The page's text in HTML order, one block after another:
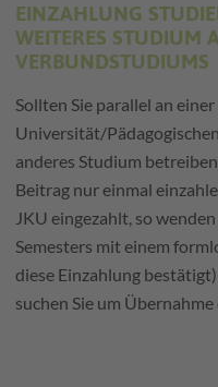
EINZAHLUNG
WEITERES STUDIUM
ERBUNDSTUDIUMS
Sollten Sie parallel an
Universität/
anderes Studium
Beitrag nur einmal
JKU eingezahlt, so
Semesters mit einem
diese Einzahlung
suchen Sie um